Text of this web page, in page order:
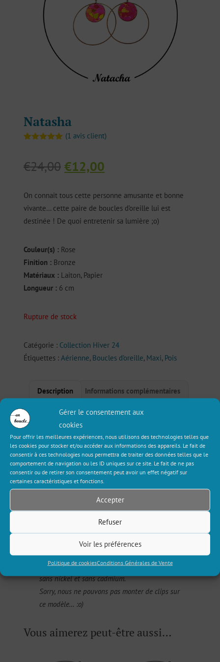
Gérer le consentement aux
cookies
Pour offrir les meilleures expériences, nous utilisons des technologies telles que
les cookies pour stocker et/ou accéder aux informations des appareils. Le fait de
consentir à ces technologies nous permettra de traiter des données telles que le
comportement de navigation ou les ID uniques sur ce site. Le fait de ne pas
consentir ou de retirer son consentement peut avoir un effet négatif sur
certaines caractéristiques et fonctions.
Accepter
Refuser
Voir les préférences
Politique de cookiesConditions Générales de Vente
Natasha
basé sur
notation
(1 avis client)
€24,00 Le
initial
était :
€24,00.
€12,00
actuel
est :
€12,00.
On connait tous cette personne amusante et bonne
vivante… cette paire de boucles d’oreille lui est
destinée ! De quoi entretenir sa lumière ;o)
Couleur(s) : Rose
Finition : Bronze
Matériaux : Laiton, Papier
Longueur : 6 cm
Rupture de stock
Catégorie : Collection Hiver 24
Étiquettes : Aérienne, Boucles d’oreille, Maxi, Pois
Description Informations complémentaires
Avis (1)
Description
Eclatantes ! Cette paire de boucles d’oreille
est destinée aux personnes qui savent
installer cette bulle de joie et de bonne
humeur autour d’elle. On adore le motif
abstrait ultra coloré et la simplicité de cette
Tous nos produits sont garantis sans plomb,
sans nickel et sans cadmium.
Sorry, nous ne pouvons pas monter de clips sur
ce modèle… :o)
Vous aimerez peut-être aussi…